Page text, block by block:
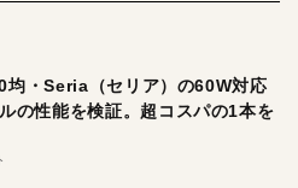
均・Seria（セリア）の60W対応
の性能を検証。超コスパの1本を